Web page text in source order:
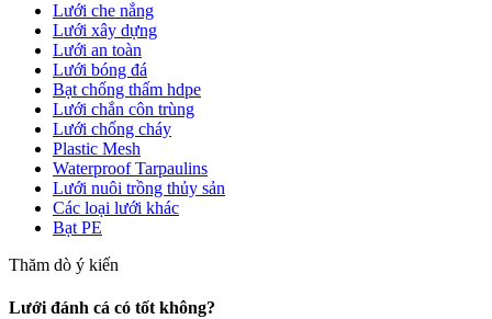
Lưới che nắng
Lưới xây dựng
Lưới an toàn
Lưới bóng đá
Bạt chống thấm hdpe
Lưới chắn côn trùng
Lưới chống cháy
Plastic Mesh
Waterproof Tarpaulins
Lưới nuôi trồng thủy sản
Các loại lưới khác
Bạt PE
Thăm dò ý kiến
Lưới đánh cá có tốt không?